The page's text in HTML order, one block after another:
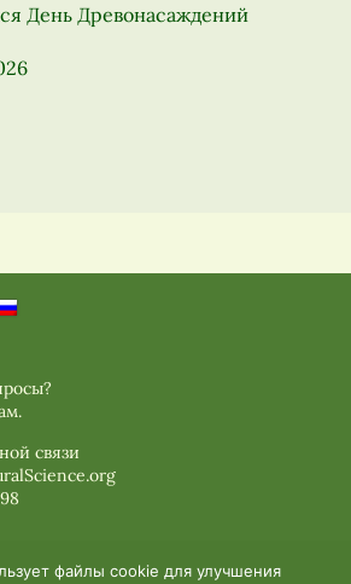
День Древонасаждений
связи
файлы cookie для улучшения